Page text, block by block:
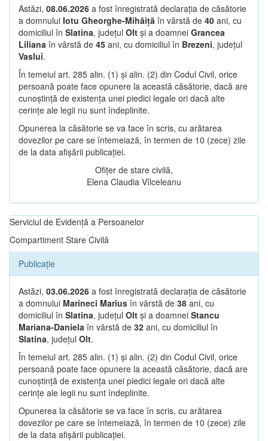
Astăzi, 08.06.2026 a fost înregistrată declarația de căsătorie
a domnului Iotu Gheorghe-Mihăiță în vârstă de 40 ani, cu
domiciliul în Slatina, județul Olt și a doamnei Grancea
Liliana în vârstă de 45 ani, cu domiciliul în Brezeni, județul
Vaslui.
În temeiul art. 285 alin. (1) și alin. (2) din Codul Civil, orice
persoană poate face opunere la această căsătorie, dacă are
cunoștință de existența unei piedici legale ori dacă alte
cerințe ale legii nu sunt îndeplinite.
Opunerea la căsătorie se va face în scris, cu arătarea
dovezilor pe care se întemeiază, în termen de 10 (zece) zile
de la data afișării publicației.
Ofițer de stare civilă,
Elena Claudia Vîlceleanu
Serviciul de Evidență a Persoanelor
Compartiment Stare Civilă
Publicație
Astăzi, 03.06.2026 a fost înregistrată declarația de căsătorie
a domnului Marineci Marius în vârstă de 38 ani, cu
domiciliul în Slatina, județul Olt și a doamnei Stancu
Mariana-Daniela în vârstă de 32 ani, cu domiciliul în
Slatina, județul Olt.
În temeiul art. 285 alin. (1) și alin. (2) din Codul Civil, orice
persoană poate face opunere la această căsătorie, dacă are
cunoștință de existența unei piedici legale ori dacă alte
cerințe ale legii nu sunt îndeplinite.
Opunerea la căsătorie se va face în scris, cu arătarea
dovezilor pe care se întemeiază, în termen de 10 (zece) zile
de la data afișării publicației.